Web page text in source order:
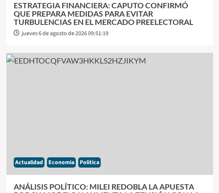
ESTRATEGIA FINANCIERA: CAPUTO CONFIRMÓ
QUE PREPARA MEDIDAS PARA EVITAR
TURBULENCIAS EN EL MERCADO PREELECTORAL
jueves 6 de agosto de 2026 09:51:19
Actualidad Economia Politica
ANÁLISIS POLÍTICO: MILEI REDOBLA LA APUESTA